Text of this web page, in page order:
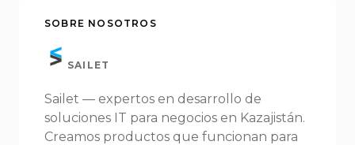
SOBRE NOSOTROS
SAILET
Sailet — expertos en desarrollo de
soluciones IT para negocios en Kazajistán.
Creamos productos que funcionan para